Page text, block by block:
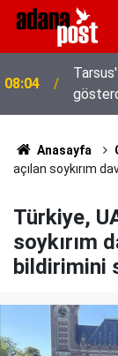
08:04
Anasayfa
açılan soykırım
Türkiye,
soykırım
bildirimini